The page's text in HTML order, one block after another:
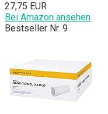
27,75 EUR
Bei Amazon ansehen
Bestseller Nr. 9